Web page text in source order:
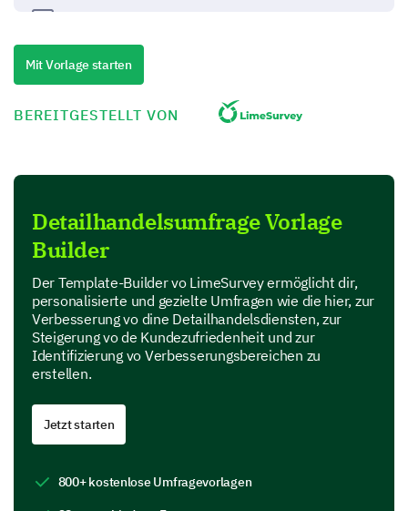
Customer Service
Store Atmosphere
Mit Vorlage starten
BEREITGESTELLT VON
Detailhandelsumfrage Vorlage
Builder
Der Template-Builder vo LimeSurvey ermöglicht dir,
personalisierte und gezielte Umfragen wie die hier, zur
Verbesserung vo dine Detailhandelsdiensten, zur
Steigerung vo de Kundezufriedenheit und zur
Identifizierung vo Verbesserungsbereichen zu
erstellen.
Jetzt starten
800+ kostenlose Umfragevorlagen